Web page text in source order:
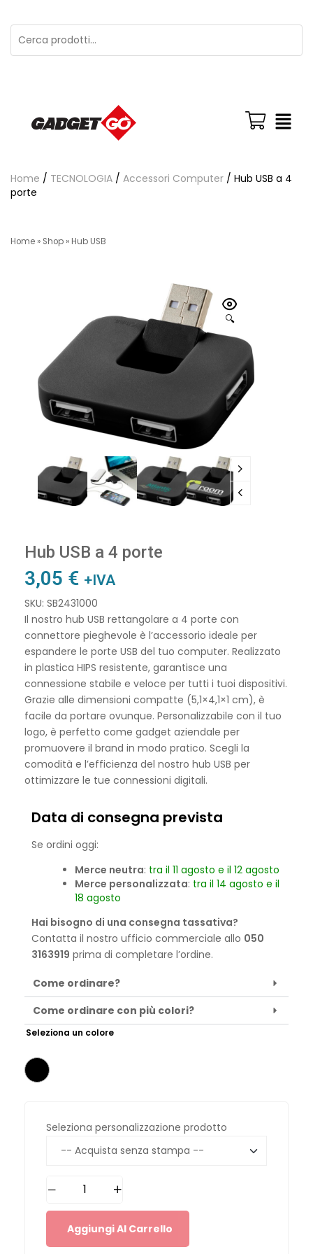
Home / TECNOLOGIA / Accessori Computer / Hub USB a 4
porte
Home » Shop » Hub USB
🔍
Hub USB a 4 porte
3,05 € +IVA
SKU: SB2431000
Il nostro hub USB rettangolare a 4 porte con
connettore pieghevole è l’accessorio ideale per
espandere le porte USB del tuo computer. Realizzato
in plastica HIPS resistente, garantisce una
connessione stabile e veloce per tutti i tuoi dispositivi.
Grazie alle dimensioni compatte (5,1×4,1×1 cm), è
facile da portare ovunque. Personalizzabile con il tuo
logo, è perfetto come gadget aziendale per
promuovere il brand in modo pratico. Scegli la
comodità e l’efficienza del nostro hub USB per
ottimizzare le tue connessioni digitali.
Data di consegna prevista
Se ordini oggi:
Merce neutra: tra il 11 agosto e il 12 agosto
Merce personalizzata: tra il 14 agosto e il
18 agosto
Hai bisogno di una consegna tassativa?
Contatta il nostro ufficio commerciale allo 050
3163919 prima di completare l’ordine.
Come ordinare?
Come ordinare con più colori?
Seleziona un colore
Seleziona personalizzazione prodotto
Aggiungi Al Carrello